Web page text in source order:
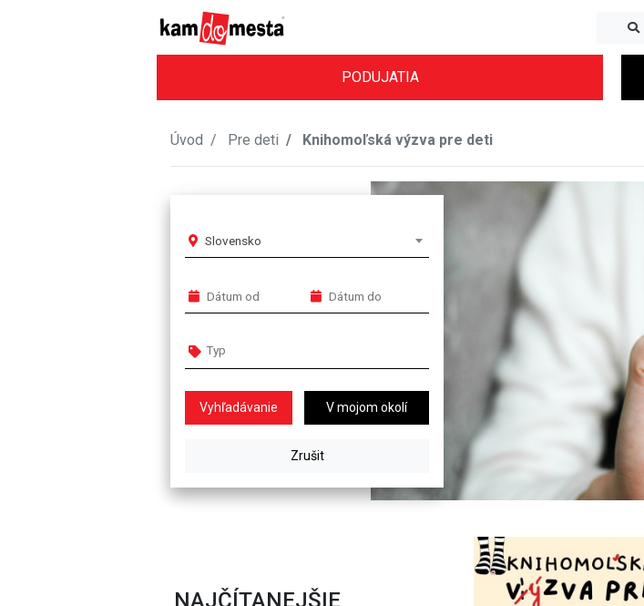
PODUJATIA
Úvod Pre deti Knihomoľská výzva pre deti
Slovensko
V mojom okolí
NAJČÍTANEJŠIE